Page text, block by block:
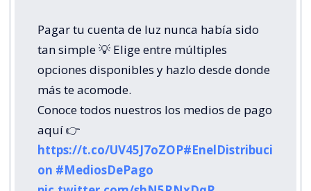
Pagar tu cuenta de luz nunca había sido
tan simple 💡 Elige entre múltiples
opciones disponibles y hazlo desde donde
más te acomode.
Conoce todos nuestros los medios de pago
aquí 👉
https://t.co/UV45J7oZOP#EnelDistribuci
on #MediosDePago